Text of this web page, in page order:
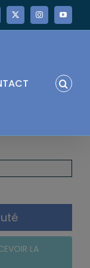
X InstagramYouTube
LA